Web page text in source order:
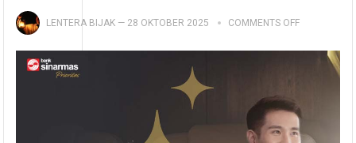
LENTERA BIJAK — 28 OKTOBER 2025 COMMENTS OFF